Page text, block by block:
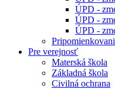
ÚPD -
ÚPD -
ÚPD -
Pre verejnosť
Materská škola
Základná škola
Civilná ochrana